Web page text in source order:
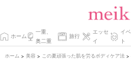
ホーム
一重、
奥二重
旅行
エッセ
イ
イ
ト
ホーム > 美容 > この夏頑張った肌を労るボディケア法 >